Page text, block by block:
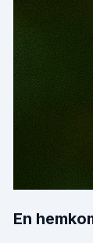
En